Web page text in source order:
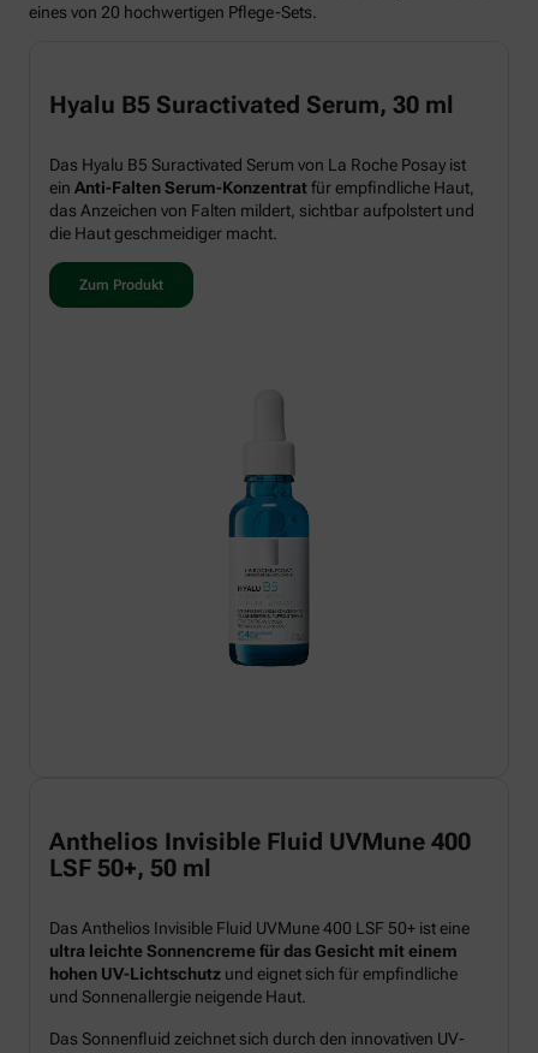
eines von 20 hochwertigen Pflege-Sets.
Hyalu B5 Suractivated Serum, 30 ml
Das Hyalu B5 Suractivated Serum von La Roche Posay ist
ein Anti-Falten Serum-Konzentratfür empfindliche Haut,
das Anzeichen von Falten mildert, sichtbar aufpolstert und
die Haut geschmeidiger macht.
Zum Produkt
Anthelios Invisible Fluid UVMune 400
LSF 50+, 50 ml
Das Anthelios Invisible Fluid UVMune 400 LSF 50+ ist eine
ultra leichte Sonnencreme für das Gesicht mit einem
hohen UV-Lichtschutz und eignet sich für empfindliche
und Sonnenallergie neigende Haut.
Das Sonnenfluid zeichnet sich durch den innovativen UV-